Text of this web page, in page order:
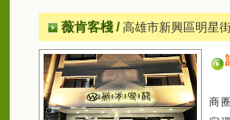
薇肯客棧 /高雄市新興區明星
商